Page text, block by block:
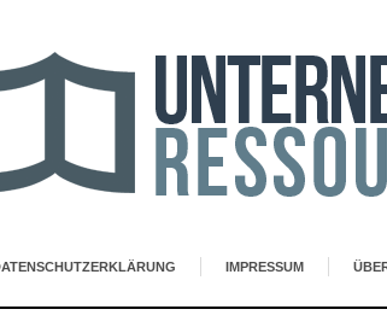
IMPRESSUM